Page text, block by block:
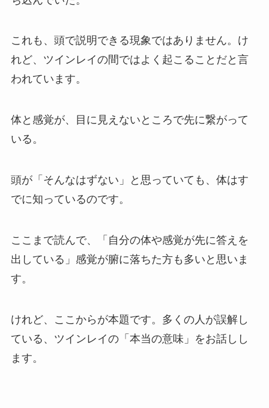
これも、頭で説明できる現象ではありません。け
れど、ツインレイの間ではよく起こることだと言
われています。
体と感覚が、目に見えないところで先に繋がって
いる。
頭が「そんなはずない」と思っていても、体はす
でに知っているのです。
ここまで読んで、「自分の体や感覚が先に答えを
出している」感覚が腑に落ちた方も多いと思いま
す。
けれど、ここからが本題です。多くの人が誤解し
ている、ツインレイの「本当の意味」をお話しし
ます。